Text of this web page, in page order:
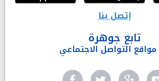
إتصل بنا
تابع جوهرة
مواقع التواصل الاجتماعي